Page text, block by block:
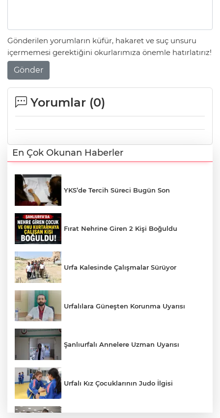
Gönderilen yorumların küfür, hakaret ve suç unsuru
içermemesi gerektiğini okurlarımıza önemle hatırlatırız!
Gönder
Yorumlar (0)
En Çok Okunan Haberler
YKS’de Tercih Süreci Bugün Son
Fırat Nehrine Giren 2 Kişi Boğuldu
Urfa Kalesinde Çalışmalar Sürüyor
Urfalılara Güneşten Korunma Uyarısı
Şanlıurfalı Annelere Uzman Uyarısı
Urfalı Kız Çocuklarının Judo İlgisi